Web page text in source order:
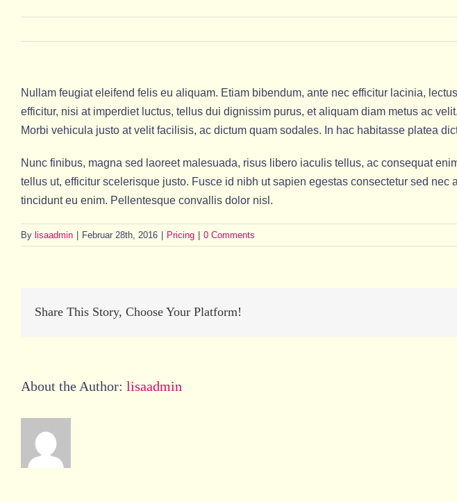
Nullam feugiat eleifend felis eu aliquam. Etiam bibendum, ante nec efficitur lacinia,
efficitur, nisi at imperdiet luctus, tellus dui dignissim purus, et aliquam diam metus ac
Morbi vehicula justo at velit facilisis, ac dictum quam sodales. In hac habitasse platea
Nunc finibus, magna sed laoreet malesuada, risus libero iaculis tellus, ac consequat
tellus ut, efficitur scelerisque justo. Fusce id nibh ut sapien egestas consectetur sed
tincidunt eu enim. Pellentesque convallis dolor nisl.
By lisaadmin Februar 28th, 2016 Pricing 0 Comments
Share This Story, Choose Your Platform!
About the Author: lisaadmin